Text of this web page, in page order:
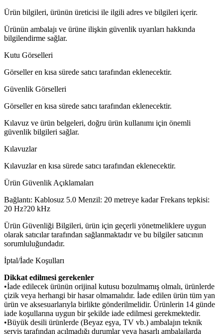
Ürün bilgileri, ürünün üreticisi ile ilgili adres ve bilgileri içerir.
Ürünün ambalajı ve ürüne ilişkin güvenlik uyarıları hakkında
bilgilendirme sağlar.
Kutu Görselleri
Görseller en kısa sürede satıcı tarafından eklenecektir.
Güvenlik Görselleri
Görseller en kısa sürede satıcı tarafından eklenecektir.
Kılavuz ve ürün belgeleri, doğru ürün kullanımı için önemli
güvenlik bilgileri sağlar.
Kılavuzlar
Kılavuzlar en kısa sürede satıcı tarafından eklenecektir.
Ürün Güvenlik Açıklamaları
Bağlantı: Kablosuz 5.0 Menzil: 20 metreye kadar Frekans tepkisi:
20 Hz?20 kHz
Ürün Güvenliği Bilgileri, ürün için geçerli yönetmeliklere uygun
olarak satıcılar tarafından sağlanmaktadır ve bu bilgiler satıcının
sorumluluğundadır.
İptal/İade Koşulları
Dikkat edilmesi gerekenler
•İade edilecek ürünün orijinal kutusu bozulmamış olmalı, ürünlerde
çizik veya herhangi bir hasar olmamalıdır. İade edilen ürün tüm yan
ürün ve aksesuarlarıyla birlikte gönderilmelidir. Ürünlerin 14 günde
iade koşullarına uygun bir şekilde iade edilmesi gerekmektedir.
•Büyük desili ürünlerde (Beyaz eşya, TV vb.) ambalajın teknik
servis tarafından açılmadığı durumlar veya hasarlı ambalajlarda